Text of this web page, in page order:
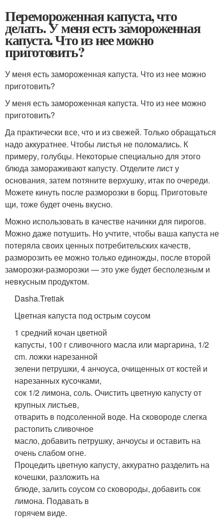
Перемороженная капуста, что
делать. У меня есть замороженная
капуста. Что из нее можно
приготовить?
У меня есть замороженная капуста. Что из нее можно
приготовить?
У меня есть замороженная капуста. Что из нее можно
приготовить?
Да практически все, что и из свежей. Только обращаться
надо аккуратнее. Чтобы листья не поломались. К
примеру, голубцы. Некоторые специально для этого
блюда замораживают капусту. Отделите лист у
основания, затем потяните верхушку, итак по очереди.
Можете кинуть после разморозки в борщ. Приготовьте
щи, тоже будет очень вкусно.
Можно использовать в качестве начинки для пирогов.
Можно даже потушить. Но учтите, чтобы ваша капуста не
потеряла своих ценных потребительских качеств,
разморозить ее можно только единожды, после второй
заморозки-разморозки — это уже будет бесполезным и
невкусным продуктом.
Dasha.Tretiak
Цветная капуста под острым соусом
1 средний кочан цветной
капусты, 100 г сливочного масла или маргарина, 1/2
cm. ложки нарезанной
зелени петрушки, 4 анчоуса, очищенных от костей и
нарезанных кусочками,
сок 1/2 лимона, соль. Очистить цветную капусту от
крупных листьев,
отварить в подсоленной воде. На сковороде слегка
растопить сливочное
масло, добавить петрушку, анчоусы и оставить на
очень слабом огне.
Процедить цветную капусту, аккуратно разделить на
кочешки, разложить на
блюде, залить соусом со сковороды, добавить сок
лимона. Подавать в
горячем виде.